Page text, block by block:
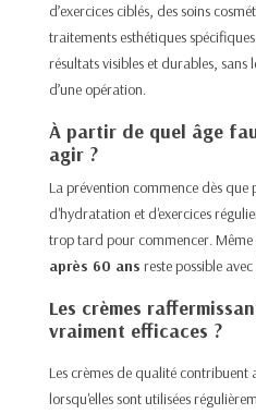
d’exercices ciblés, des soins
traitements esthétiques
résultats visibles et durables, sans
d’une opération.
À partir de quel âge
agir ?
La prévention commence dès que
d'hydratation et d'exercices
trop tard pour commencer. Même
après 60 ans reste possible
Les crèmes
vraiment efficaces ?
Les crèmes de qualité
lorsqu'elles sont utilisées